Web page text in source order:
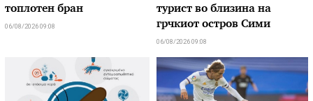
топлотен бран
06/08/2026 09:08
турист во близина на
грчкиот остров Сими
06/08/2026 09:08